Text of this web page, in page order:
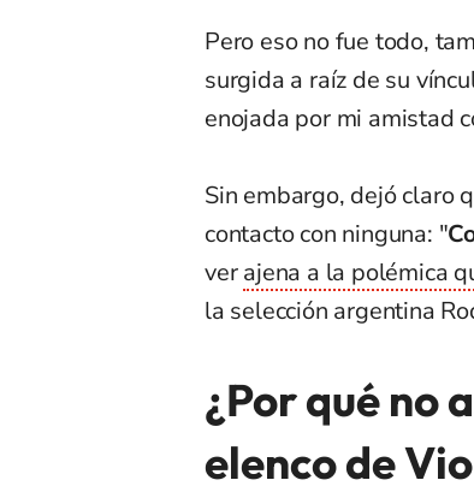
Pero eso no fue todo,
surgida a raíz de su
enojada por mi amistad
Sin embargo, dejó claro
contacto con ninguna: "
verajena a la polémica
la selección argentina
¿Por qué no
elenco de